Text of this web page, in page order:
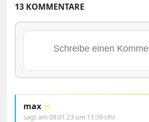
13 KOMMENTARE
max ♾️
sagt am09.01.23 um 11:39 Uhr